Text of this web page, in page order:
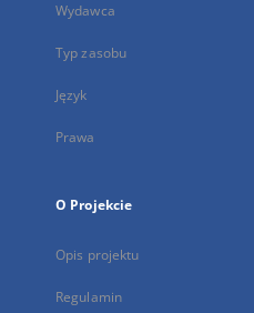
Wydawca
Typ zasobu
Język
Prawa
O Projekcie
Opis projektu
Regulamin